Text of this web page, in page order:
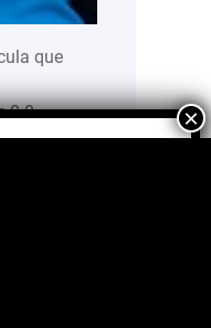
que
8.8
con